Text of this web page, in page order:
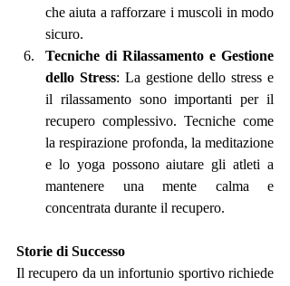
che aiuta a rafforzare i muscoli in modo
sicuro.
Tecniche di Rilassamento e Gestione
dello Stress: La gestione dello stress e
il rilassamento sono importanti per il
recupero complessivo. Tecniche come
la respirazione profonda, la meditazione
e lo yoga possono aiutare gli atleti a
mantenere una mente calma e
concentrata durante il recupero.
Storie di Successo
Il recupero da un infortunio sportivo richiede